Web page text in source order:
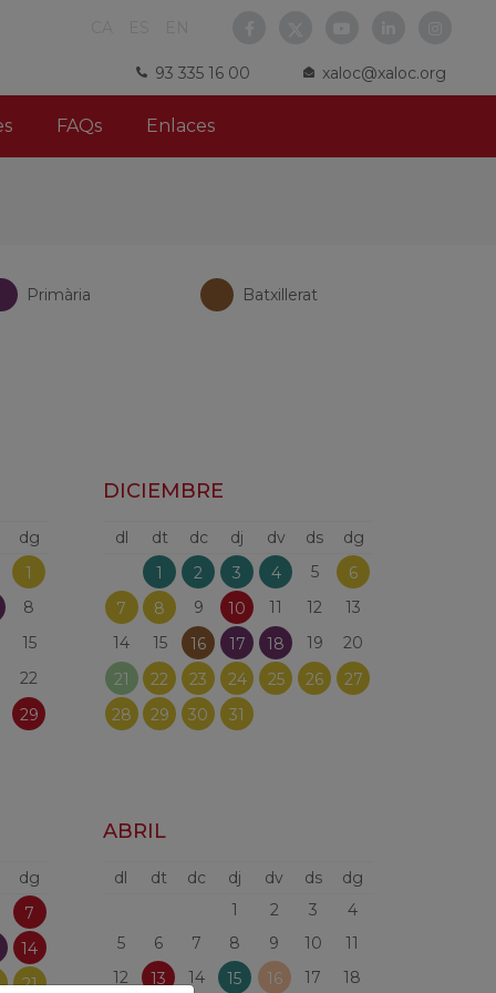
93 335 16 00 xaloc@xaloc.org
FAQs Enlaces
Primària Batxillerat
dg
1
8
15
22
29
DICIEMBRE
dl dt dc dj dv ds
dg
1
2 3 4 5
6
7
8 9 10 11 12
13
14
15 16 17 18 19
20
21
22 23 24 25 26
27
28
29 30 31
dg
7
14
21
ABRIL
dl dt dc dj dv ds
dg
1
2 3
4
5
6 7 8 9 10
11
12
13 14 15 16 17
18